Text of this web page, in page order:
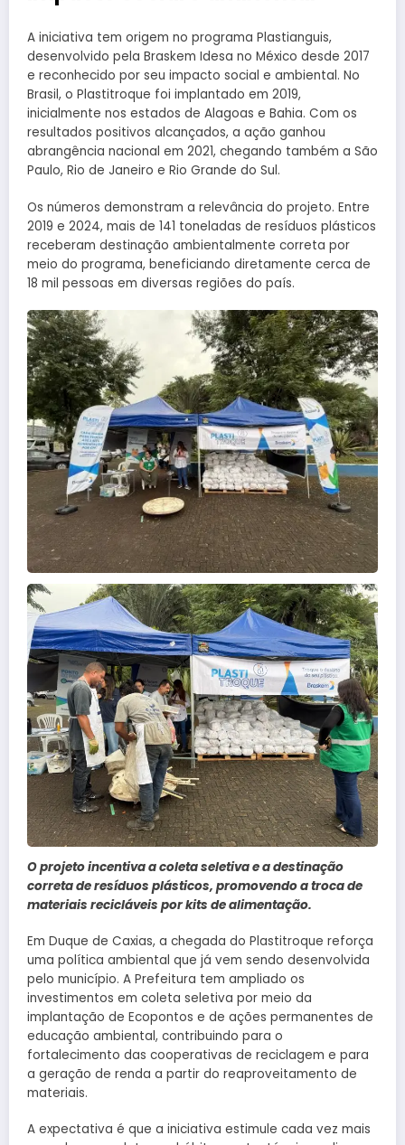
A iniciativa tem origem no programa Plastianguis,
desenvolvido pela Braskem Idesa no México desde 2017
e reconhecido por seu impacto social e ambiental. No
Brasil, o Plastitroque foi implantado em 2019,
inicialmente nos estados de Alagoas e Bahia. Com os
resultados positivos alcançados, a ação ganhou
abrangência nacional em 2021, chegando também a São
Paulo, Rio de Janeiro e Rio Grande do Sul.
Os números demonstram a relevância do projeto. Entre
2019 e 2024, mais de 141 toneladas de resíduos plásticos
receberam destinação ambientalmente correta por
meio do programa, beneficiando diretamente cerca de
18 mil pessoas em diversas regiões do país.
O projeto incentiva a coleta seletiva e a destinação
correta de resíduos plásticos, promovendo a troca de
materiais recicláveis por kits de alimentação.
Em Duque de Caxias, a chegada do Plastitroque reforça
uma política ambiental que já vem sendo desenvolvida
pelo município. A Prefeitura tem ampliado os
investimentos em coleta seletiva por meio da
implantação de Ecopontos e de ações permanentes de
educação ambiental, contribuindo para o
fortalecimento das cooperativas de reciclagem e para
a geração de renda a partir do reaproveitamento de
materiais.
A expectativa é que a iniciativa estimule cada vez mais